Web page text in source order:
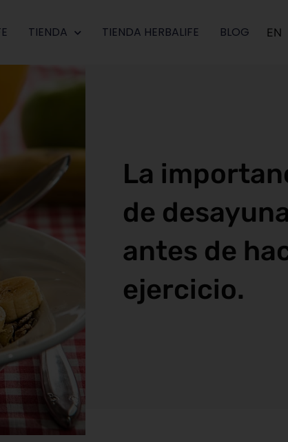
TIENDA TIENDA HERBALIFE BLOG EN
La
de
antes de
ejercicio.